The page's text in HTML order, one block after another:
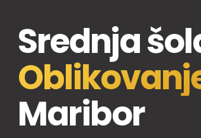
Srednja
Maribor